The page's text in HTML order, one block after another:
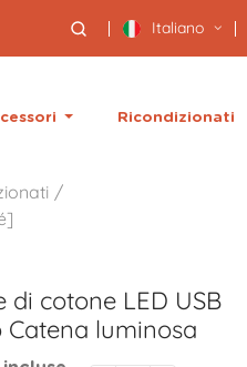
Italiano
Ricondizionati
cotone LED USB
Catena luminosa